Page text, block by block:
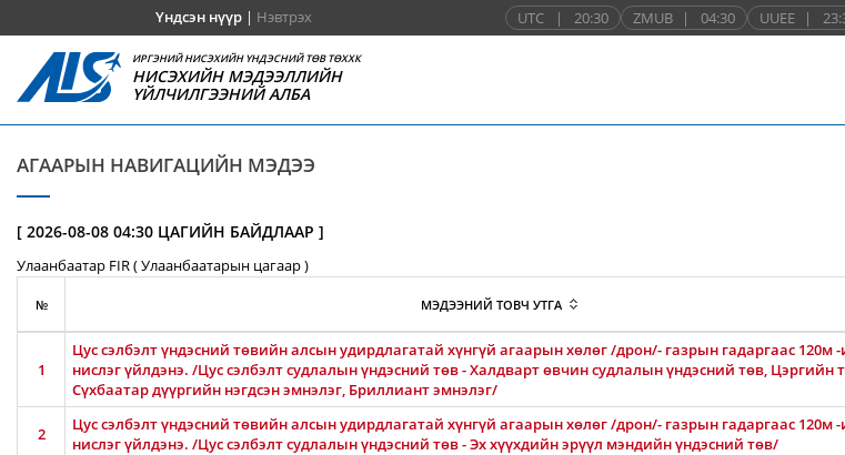
Үндсэн нүүр| Нэвтрэх UTC | 20:30 ZMUB | 04:30 UUEE |
ИРГЭНИЙ НИСЭХИЙН ҮНДЭСНИЙ ТӨВ ТӨХХК
НИСЭХИЙН МЭДЭЭЛЛИЙН
ҮЙЛЧИЛГЭЭНИЙ АЛБА
АГААРЫН НАВИГАЦИЙН МЭДЭЭ
[ 2026-08-08 04:30 ЦАГИЙН БАЙДЛААР ]
Улаанбаатар FIR ( Улаанбаатарын цагаар )
№ МЭДЭЭНИЙ ТОВЧ УТГА
1
Цус сэлбэлт үндэсний төвийн алсын удирдлагатай хүнгүй агаарын хөлөг /дрон/- газрын гадаргаас 120м
нислэг үйлдэнэ. /Цус сэлбэлт судлалын үндэсний төв - Халдварт өвчин судлалын үндэсний төв, Цэргийн
Сүхбаатар дүүргийн нэгдсэн эмнэлэг, Бриллиант эмнэлэг/
2
Цус сэлбэлт үндэсний төвийн алсын удирдлагатай хүнгүй агаарын хөлөг /дрон/- газрын гадаргаас 120м
нислэг үйлдэнэ. /Цус сэлбэлт судлалын үндэсний төв - Эх хүүхдийн эрүүл мэндийн үндэсний төв/